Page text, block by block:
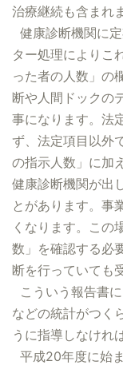
治療継続も含まれ
健康診断機関に
ター処理によりこ
った者の人数」の
断や人間ドックの
事になります。法
ず、法定項目以外
の指示人数」に加
健康診断機関が出
とがあります。事
くなります。この
数」を確認する必
断を行っていても
こういう報告書
などの統計がつく
うに指導しなけれ
平成20年度に始